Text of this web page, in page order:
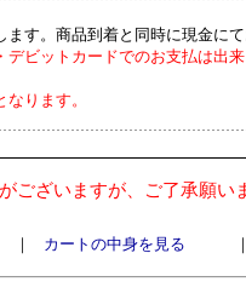
す。商品到着と同時に現金にて
ビットカードでのお支払は出
ります。
ざいますが、ご了承願い
｜ カートの中身を見る ｜